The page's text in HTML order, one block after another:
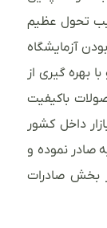
تحول عظیم
آزمایشگاه
بهره گیری از
باکیفیت
داخل کشور
صادر نموده و
بخش صادرات